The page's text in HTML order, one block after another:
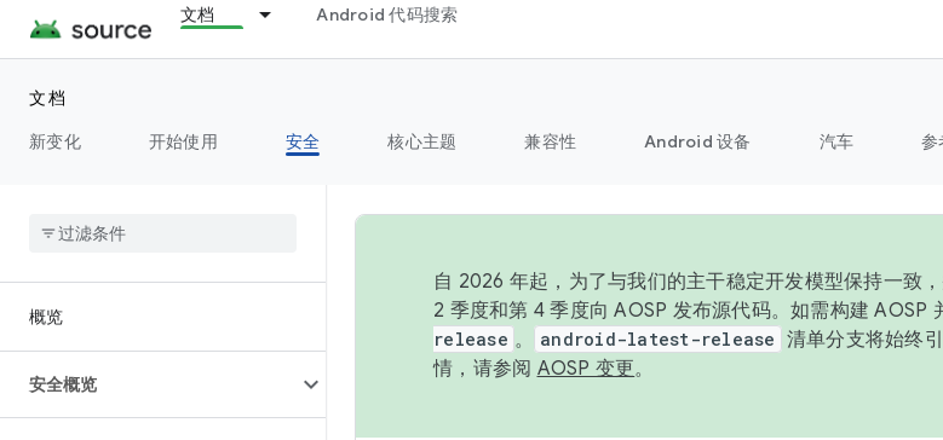
文档 Android 代码搜索
文档
新变化
开始使用 安全 核心主题 兼容性 Android 设备 汽车 参
概览
安全概览
自 2026 年起，为了与我们的主干稳定开发模型保持一致
2 季度和第 4 季度向 AOSP 发布源代码。如需构建 AOSP
release 。 android-latest-release 清单分支将始终
情，请参阅 AOSP 变更。